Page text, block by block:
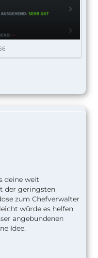
deine weit
der geringsten
zum Chefverwalter
würde es helfen
angebundenen
Idee.